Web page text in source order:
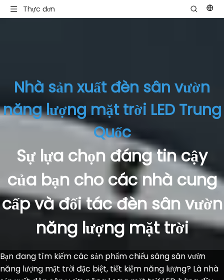
Thực đơn
Nhà sản xuất đèn sân vườn
năng lượng mặt trời LED Trung
Quốc
Sự lựa chọn đáng tin cậy
của bạn cho các nhà cung
cấp và đối tác đèn sân vườn
năng lượng mặt trời
Bạn đang tìm kiếm các sản phẩm chiếu sáng sân vườn
năng lượng mặt trời đặc biệt, tiết kiệm năng lượng? Là nhà